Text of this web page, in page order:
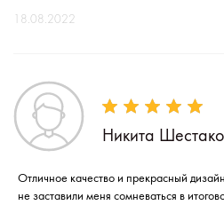
18.08.2022
Никита
Отличное качество и прекрасный
не заставили меня сомневаться в